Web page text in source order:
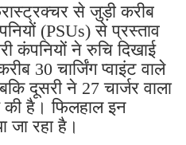
से जुड़ी करीब
(PSUs) से प्रस्ताव
कंपनियों ने रुचि दिखाई
30 चार्जिंग प्वाइंट वाले
दूसरी ने 27 चार्जर वाला
की है। फिलहाल इन
जा रहा है।